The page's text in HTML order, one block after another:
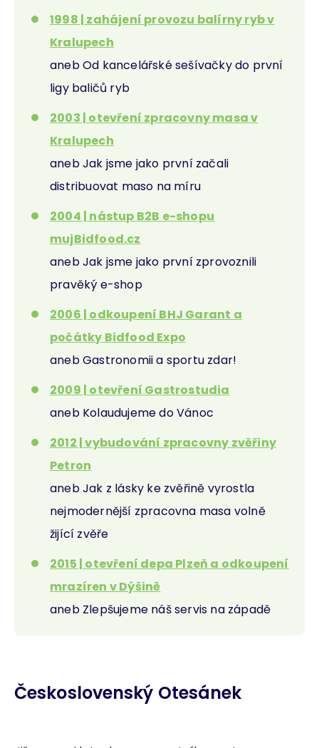
1998 | zahájení provozu balírny ryb v
Kralupech
aneb Od kancelářské sešívačky do první
ligy baličů ryb
2003 | otevření zpracovny masa v
Kralupech
aneb Jak jsme jako první začali
distribuovat maso na míru
2004 | nástup B2B e-shopu
mujBidfood.cz
aneb Jak jsme jako první zprovoznili
pravěký e-shop
2006 | odkoupení BHJ Garant a
počátky Bidfood Expo
aneb Gastronomii a sportu zdar!
2009 | otevření Gastrostudia
aneb Kolaudujeme do Vánoc
2012 | vybudování zpracovny zvěřiny
Petron
aneb Jak z lásky ke zvěřině vyrostla
nejmodernější zpracovna masa volně
žijící zvěře
2015 | otevření depa Plzeň a odkoupení
mrazíren v Dýšině
aneb Zlepšujeme náš servis na západě
Československý Otesánek